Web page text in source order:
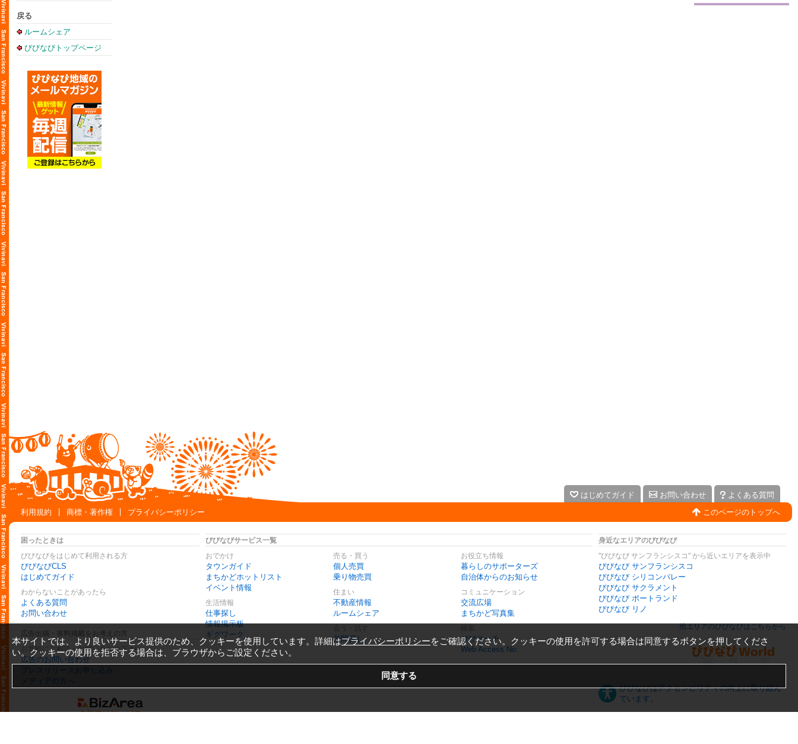
戻る
ルームシェア
びびなびトップページ
はじめてガイド お問い合わせ
よくある質問
利用規約
商標・著作権 プライバシーポリシー このページのトップへ
困ったときは
びびなびをはじめて利用される方
びびなびCLS
はじめてガイド
わからないことがあったら
よくある質問
お問い合わせ
お気軽にご相談・お問い合わせ下さい
広告のお問い合わせ
プレスリリースお申し込み
メディアの方へ
びびなびサービス一覧
おでかけ
タウンガイド
まちかどホットリスト
イベント情報
生活情報
仕事探し
情報掲示板
ギグワーク
売る・買う
個人売買
乗り物売買
住まい
不動産情報
ルームシェア
仲間探し
お役立ち情報
暮らしのサポーターズ
自治体からのお知らせ
コミュニケーション
交流広場
まちかど写真集
びびサーチ
Web Access No.
身近なエリアのびびなび
"びびなび サンフランシスコ" から近いエリアを表示中
びびなび サンフランシスコ
びびなび シリコンバレー
びびなび サクラメント
びびなび ポートランド
びびなび リノ
他エリアのびびなびはこちらから
びびなびはアクセシビリティの向上に取り組ん
でいます。
本サイトでは、より良いサービス提供のため、クッキーを使用しています。詳細はプライバシーポリシーをご確認ください。クッキーの使用を許可する場合は同意するボタンを押してくださ
い。クッキーの使用を拒否する場合は、ブラウザからご設定ください。